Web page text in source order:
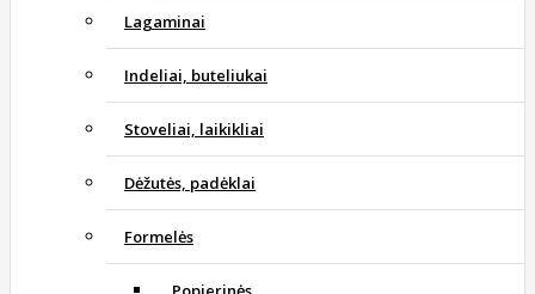
Lagaminai
Indeliai, buteliukai
Stoveliai, laikikliai
Dėžutės, padėklai
Formelės